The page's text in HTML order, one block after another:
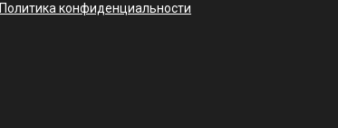
Политика конфиденциальности